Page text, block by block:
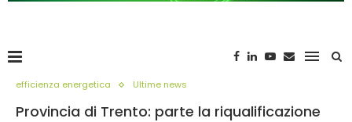
efficienza energetica Ultime news
Provincia di Trento: parte la riqualificazione